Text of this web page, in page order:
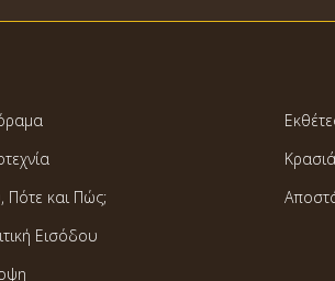
Πότε και Πώς;
Εισόδου
Κρασιά